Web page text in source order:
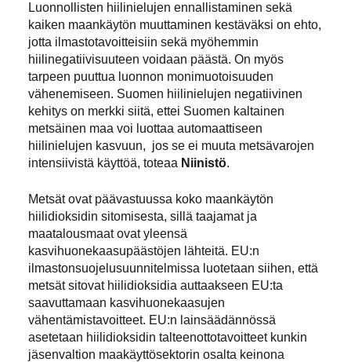
Luonnollisten hiilinielujen ennallistaminen sekä
kaiken maankäytön muuttaminen kestäväksi on ehto,
jotta ilmastotavoitteisiin sekä myöhemmin
hiilinegatiivisuuteen voidaan päästä. On myös
tarpeen puuttua luonnon monimuotoisuuden
vähenemiseen. Suomen hiilinielujen negatiivinen
kehitys on merkki siitä, ettei Suomen kaltainen
metsäinen maa voi luottaa automaattiseen
hiilinielujen kasvuun, jos se ei muuta metsävarojen
intensiivistä käyttöä, toteaa Niinistö.
Metsät ovat päävastuussa koko maankäytön
hiilidioksidin sitomisesta, sillä taajamat ja
maatalousmaat ovat yleensä
kasvihuonekaasupäästöjen lähteitä. EU:n
ilmastonsuojelusuunnitelmissa luotetaan siihen, että
metsät sitovat hiilidioksidia auttaakseen EU:ta
saavuttamaan kasvihuonekaasujen
vähentämistavoitteet. EU:n lainsäädännössä
asetetaan hiilidioksidin talteenottotavoitteet kunkin
jäsenvaltion maakäyttösektorin osalta keinona